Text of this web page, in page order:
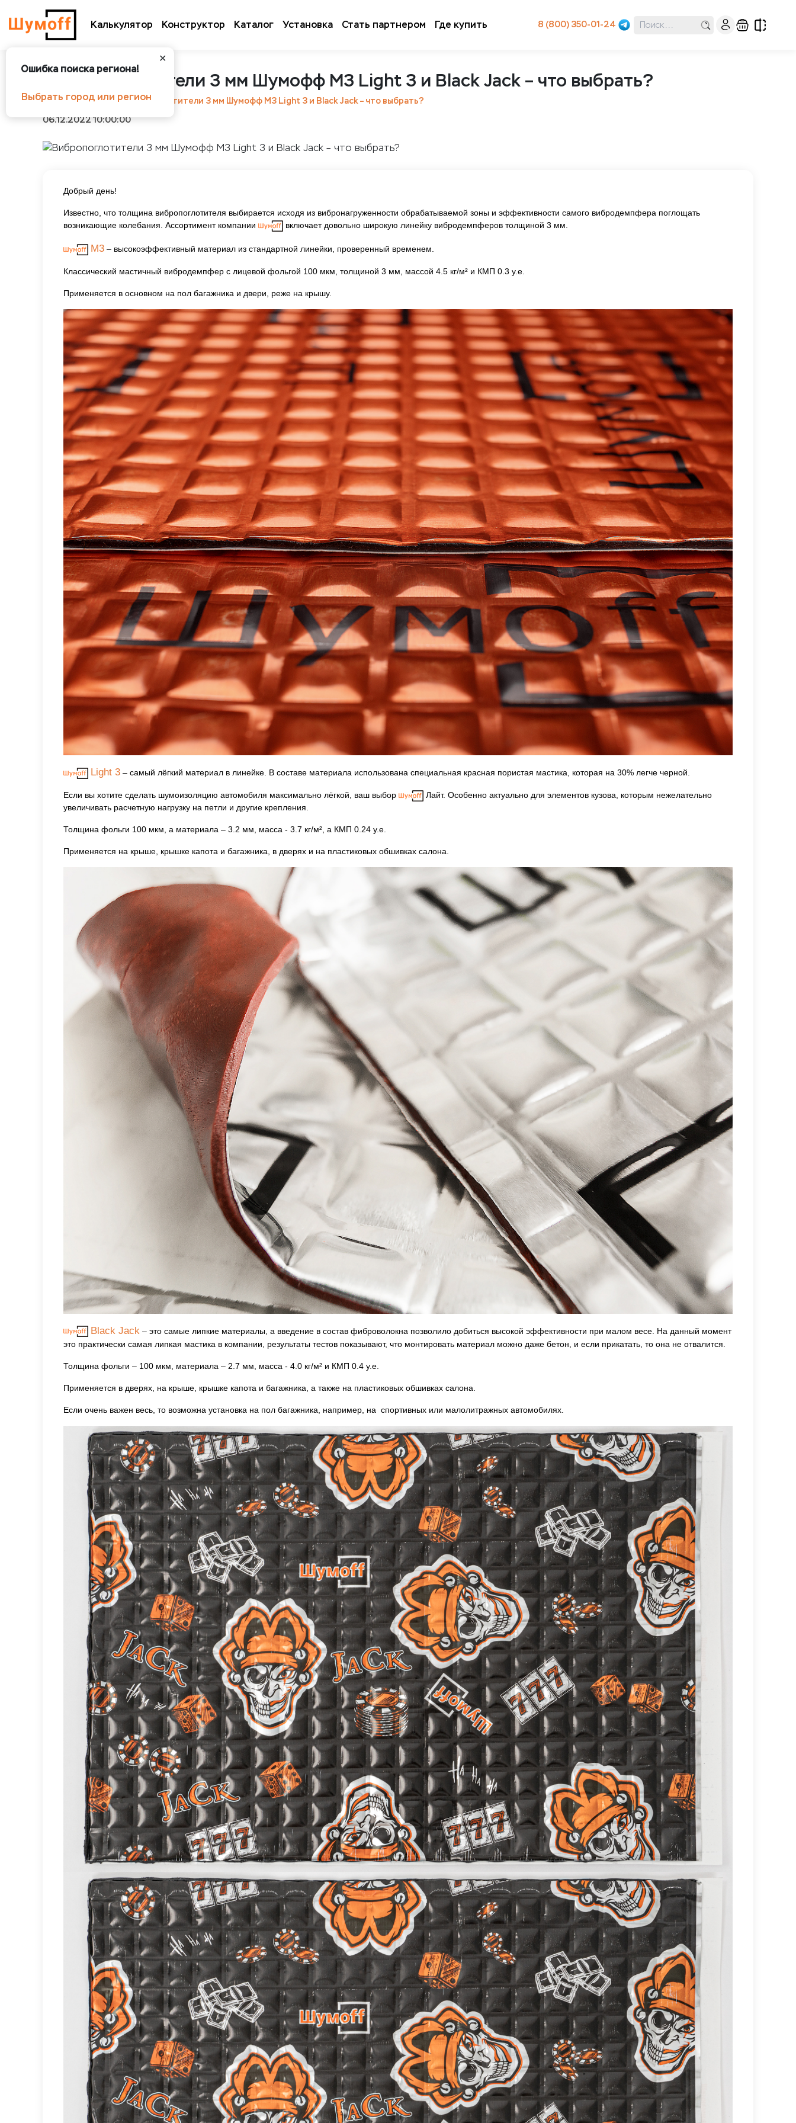
Калькулятор Конструктор Каталог Установка Стать партнером Где купить 8 (800) 350-01-24
✕
Ошибка поиска региона!
Выбрать город или регион
Вибропоглотители 3 мм Шумофф М3 Light 3 и Black Jack – что выбрать?
Шумоff Статьи
Вибропоглотители 3 мм Шумофф М3 Light 3 и Black Jack – что выбрать?
06.12.2022 10:00:00
Добрый день!
Известно, что толщина вибропоглотителя выбирается исходя из вибронагруженности обрабатываемой зоны и эффективности самого вибродемпфера поглощать
возникающие колебания. Ассортимент компании
включает довольно широкую линейку вибродемпферов толщиной 3 мм.
М3 – высокоэффективный материал из стандартной линейки, проверенный временем.
Классический мастичный вибродемпфер с лицевой фольгой 100 мкм, толщиной 3 мм, массой 4.5 кг/м² и КМП 0.3 у.е.
Применяется в основном на пол багажника и двери, реже на крышу.
Light 3 – самый лёгкий материал в линейке. В составе материала использована специальная красная пористая мастика, которая на 30% легче черной.
Если вы хотите сделать шумоизоляцию автомобиля максимально лёгкой, ваш выбор
Лайт. Особенно актуально для элементов кузова, которым нежелательно
увеличивать расчетную нагрузку на петли и другие крепления.
Толщина фольги 100 мкм, а материала – 3.2 мм, масса - 3.7 кг/м², а КМП 0.24 у.е.
Применяется на крыше, крышке капота и багажника, в дверях и на пластиковых обшивках салона.
Black Jack – это самые липкие материалы, а введение в состав фиброволокна позволило добиться высокой эффективности при малом весе. На данный момент
это практически самая липкая мастика в компании, результаты тестов показывают, что монтировать материал можно даже бетон, и если прикатать, то она не отвалится.
Толщина фольги – 100 мкм, материала – 2.7 мм, масса - 4.0 кг/м² и КМП 0.4 у.е.
Применяется в дверях, на крыше, крышке капота и багажника, а также на пластиковых обшивках салона.
Если очень важен весь, то возможна установка на пол багажника, например, на спортивных или малолитражных автомобилях.